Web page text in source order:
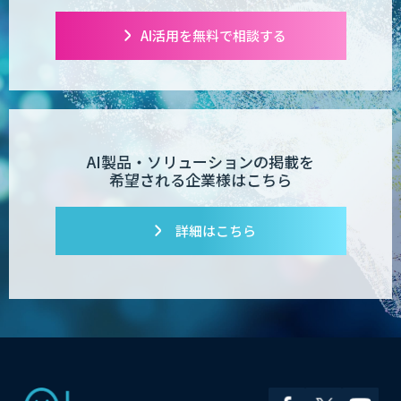
AI活用を無料で相談する
AI製品・ソリューションの掲載を
希望される企業様はこちら
詳細はこちら